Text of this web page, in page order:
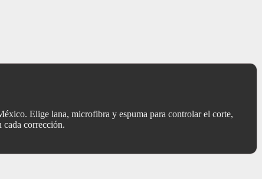
Elige lana, microfibra y espuma para controlar el corte,
cada corrección.